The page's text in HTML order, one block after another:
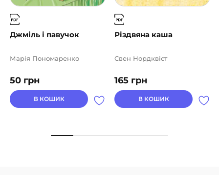
Джміль і павучок
50 грн
Марія Пономаренко
В КОШИК
Різдвяна каша
165 грн
Свен Нордквіст
В КОШИК